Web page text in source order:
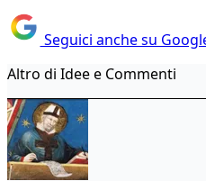
Seguici anche su
Altro di Idee e Commenti